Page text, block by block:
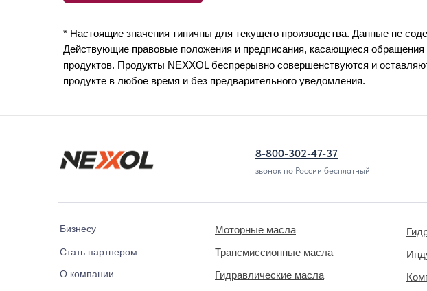
* Настоящие значения типичны для текущего производства. Данные не
Действующие правовые положения и предписания, касающиеся
продуктов. Продукты NEXXOL беспрерывно совершенствуются и
продукте в любое время и без предварительного уведомления.
8-800-302-47-37
звонок по России бесплатный
Бизнесу
Стать партнером
О компании
Моторные масла
Трансмиссионные масла
Гидравлические масла